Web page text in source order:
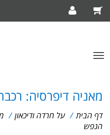
פתח/סגור
מאניה דיפרסיה:
דף הבית / על חרדה ודיכאון /
הנפש